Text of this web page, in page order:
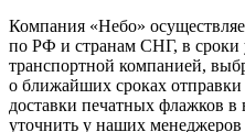
Компания «Небо»
по РФ и странам СНГ, в сроки
транспортной компанией,
о ближайших сроках
доставки печатных флажков
уточнить у наших